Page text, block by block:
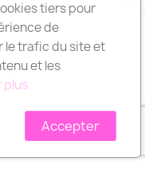
UN RÉSEAU DE
tiers pour
de
le trafic du site et
et les
plus
Accepter